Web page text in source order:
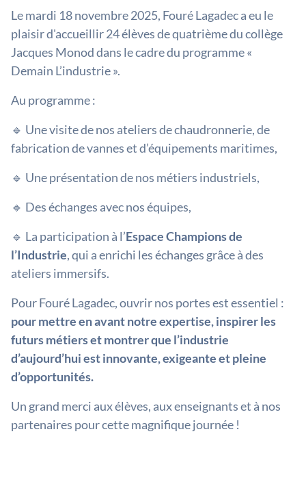
Le mardi 18 novembre 2025, Fouré Lagadec a eu le
plaisir d'accueillir 24 élèves de quatrième du collège
Jacques Monod dans le cadre du programme «
Demain L’industrie ».
Au programme :
🔹 Une visite de nos ateliers de chaudronnerie, de
fabrication de vannes et d’équipements maritimes,
🔹 Une présentation de nos métiers industriels,
🔹 Des échanges avec nos équipes,
🔹 La participation à l’Espace Champions de
l’Industrie, qui a enrichi les échanges grâce à des
ateliers immersifs.
Pour Fouré Lagadec, ouvrir nos portes est essentiel :
pour mettre en avant notre expertise, inspirer les
futurs métiers et montrer que l’industrie
d’aujourd’hui est innovante, exigeante et pleine
d’opportunités.
Un grand merci aux élèves, aux enseignants et à nos
partenaires pour cette magnifique journée !